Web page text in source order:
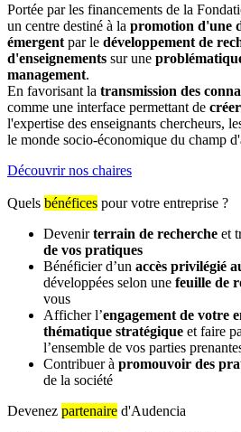
Portée par les financements de la
un centre destiné à la promotion d'une
émergent par le développement de
d'enseignements sur une
management.
En favorisant la transmission des
comme une interface permettant de
l'expertise des enseignants chercheurs,
le monde socio-économique du champ
Découvrir nos chaires
Quels bénéfices pour votre entreprise ?
Devenirterrain de recherche et
de vos pratiques
Bénéficier d’un accès privilégié
développées selon une feuille de
vous
Afficher l’engagement de votre
thématique stratégique et faire
l’ensemble de vos parties
Contribuer à promouvoir des
de la société
Devenez partenaire d'Audencia